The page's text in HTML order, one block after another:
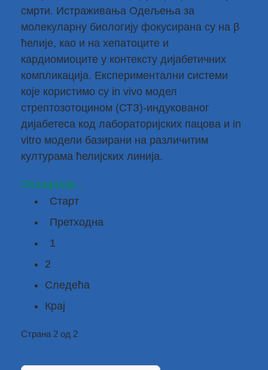
смрти. Истраживања Одељења за
молекуларну биологију фокусирана су на β
ћелије, као и на хепатоците и
кардиомиоците у контексту дијабетичних
компликација. Експериментални системи
које користимо су in vivo модел
стрептозотоцином (СТЗ)-индукованог
дијабетеса код лабораторијских пацова и in
vitro модели базирани на различитим
културама ћелијских линија.
Опширније...
Старт
Претходна
1
2
Следећа
Крај
Страна 2 од 2